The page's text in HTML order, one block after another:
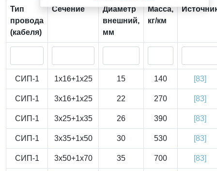
Тип
провода
(кабеля)
Сечение
Диаметр
внешний,
мм
Масса,
кг/км
СИП-1 1x16+1x25 15 140 [83]
СИП-1 3x16+1x25 22 270 [83]
СИП-1 3x25+1x35 26 390 [83]
СИП-1 3x35+1x50 30 530 [83]
СИП-1 3x50+1x70 35 700 [83]